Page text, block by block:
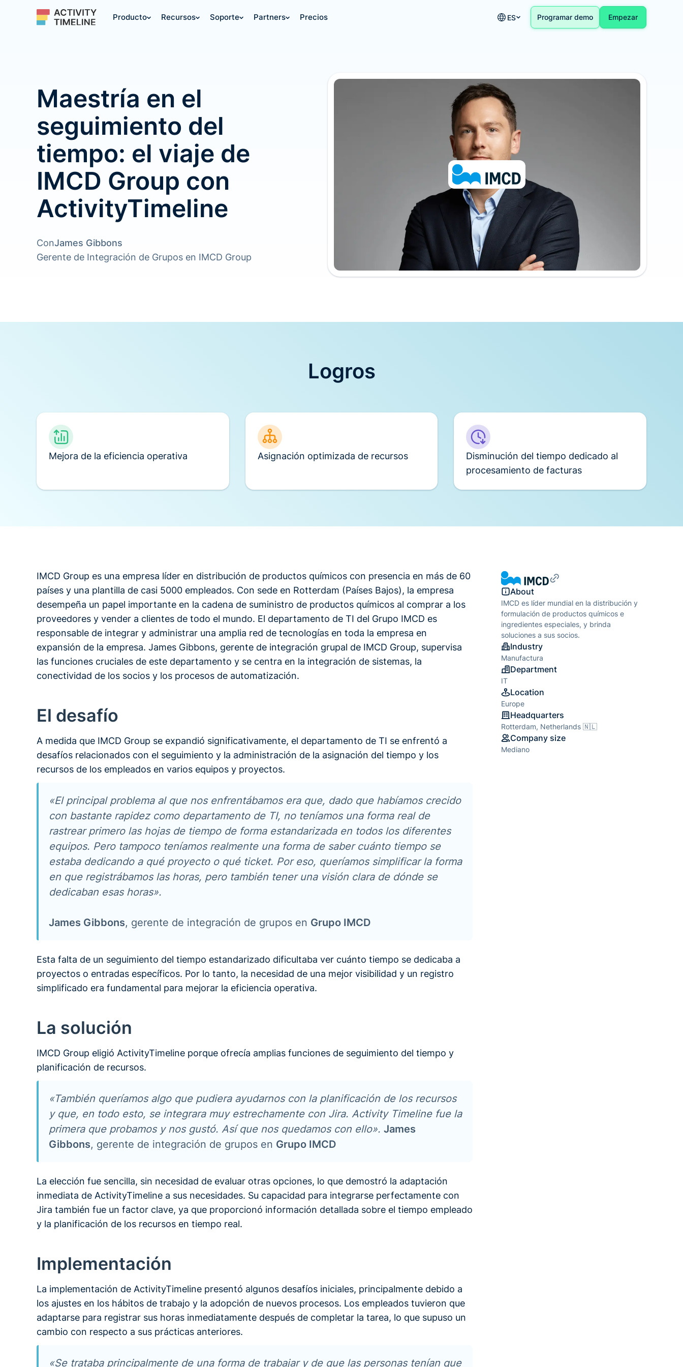
Producto Recursos Soporte Partners Precios ES Programar demo Empezar
Maestría en el
seguimiento del
tiempo: el viaje de
IMCD Group con
ActivityTimeline
ConJames Gibbons
Gerente de Integración de Grupos en IMCD Group
Logros
Mejora de la eficiencia operativa Asignación optimizada de recursos
Disminución del tiempo dedicado al
procesamiento de facturas
IMCD Group es una empresa líder en distribución de productos químicos con presencia en más de 60
países y una plantilla de casi 5000 empleados. Con sede en Rotterdam (Países Bajos), la empresa
desempeña un papel importante en la cadena de suministro de productos químicos al comprar a los
proveedores y vender a clientes de todo el mundo. El departamento de TI del Grupo IMCD es
responsable de integrar y administrar una amplia red de tecnologías en toda la empresa en
expansión de la empresa. James Gibbons, gerente de integración grupal de IMCD Group, supervisa
las funciones cruciales de este departamento y se centra en la integración de sistemas, la
conectividad de los socios y los procesos de automatización.
El desafío
A medida que IMCD Group se expandió significativamente, el departamento de TI se enfrentó a
desafíos relacionados con el seguimiento y la administración de la asignación del tiempo y los
recursos de los empleados en varios equipos y proyectos.
«El principal problema al que nos enfrentábamos era que, dado que habíamos crecido
con bastante rapidez como departamento de TI, no teníamos una forma real de
rastrear primero las hojas de tiempo de forma estandarizada en todos los diferentes
equipos. Pero tampoco teníamos realmente una forma de saber cuánto tiempo se
estaba dedicando a qué proyecto o qué ticket. Por eso, queríamos simplificar la forma
en que registrábamos las horas, pero también tener una visión clara de dónde se
dedicaban esas horas».
James Gibbons, gerente de integración de grupos en Grupo IMCD
Esta falta de un seguimiento del tiempo estandarizado dificultaba ver cuánto tiempo se dedicaba a
proyectos o entradas específicos. Por lo tanto, la necesidad de una mejor visibilidad y un registro
simplificado era fundamental para mejorar la eficiencia operativa.
La solución
IMCD Group eligió ActivityTimeline porque ofrecía amplias funciones de seguimiento del tiempo y
planificación de recursos.
«También queríamos algo que pudiera ayudarnos con la planificación de los recursos
y que, en todo esto, se integrara muy estrechamente con Jira. Activity Timeline fue la
primera que probamos y nos gustó. Así que nos quedamos con ello». James
Gibbons, gerente de integración de grupos en Grupo IMCD
La elección fue sencilla, sin necesidad de evaluar otras opciones, lo que demostró la adaptación
inmediata de ActivityTimeline a sus necesidades. Su capacidad para integrarse perfectamente con
Jira también fue un factor clave, ya que proporcionó información detallada sobre el tiempo empleado
y la planificación de los recursos en tiempo real.
Implementación
La implementación de ActivityTimeline presentó algunos desafíos iniciales, principalmente debido a
los ajustes en los hábitos de trabajo y la adopción de nuevos procesos. Los empleados tuvieron que
adaptarse para registrar sus horas inmediatamente después de completar la tarea, lo que supuso un
cambio con respecto a sus prácticas anteriores.
«Se trataba principalmente de una forma de trabajar y de que las personas tenían que
About
IMCD es líder mundial en la distribución y
formulación de productos químicos e
ingredientes especiales, y brinda
soluciones a sus socios.
Industry
Manufactura
Department
IT
Location
Europe
Headquarters
Rotterdam, Netherlands 🇳🇱
Company size
Mediano